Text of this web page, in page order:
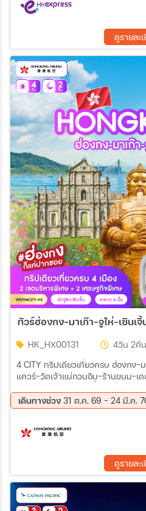
14 ส.ค. 69 - 16 ส.ค. 69
25 ส.ค. 69 - 27 ส.ค. 69
28 ส.ค. 69 - 30 ส.ค. 69
01 ก.ย. 69 - 03 ก.ย. 69
04 ก.ย. 69 - 06 ก.ย. 69
09 ก.ย. 69 - 11 ก.ย. 69
12 ก.ย. 69 - 14 ก.ย. 69
16 ก.ย. 69 - 18 ก.ย. 69
19 ก.ย. 69 - 21 ก.ย. 69
23 ก.ย. 69 - 25 ก.ย. 69
26 ก.ย. 69 - 28 ก.ย. 69
30 ก.ย. 69 - 02 ต.ค. 69
03 ต.ค. 69 - 05 ต.ค. 69
07 ต.ค. 69 - 09 ต.ค. 69
10 ต.ค. 69 - 12 ต.ค. 69
14 ต.ค. 69 - 16 ต.ค. 69
17 ต.ค. 69 - 19 ต.ค. 69
21 ต.ค. 69 - 23 ต.ค. 69
24 ต.ค. 69 - 26 ต.ค. 69
28 ต.ค. 69 - 30 ต.ค. 69
ดูรายละ
ทัวร์ฮ่องกง-มาเก๊า-จูไห่-เซินเ
HK_HX00131 4วัน 2คืน
4 CITY ทริปเดียวเที่ยวครบ ฮ่องกง-
แควร์-วัดเจ้าแม่กวนอิม-ร้านขนม-เดอ
เซินเจิ้น-สวนหยวนหมิง-ร้านหยก-
ตึกผิงอัน-Co Co Park ฮ่องกง-เจ้า
เดินทางช่วง 31 ต.ค. 69 - 24 มี.ค.
19 พ.ย. 69 - 22 พ.ย. 69
26 พ.ย. 69 - 29 พ.ย. 69
14 ธ.ค. 69 - 17 ธ.ค. 69
24 ธ.ค. 69 - 27 ธ.ค. 69
01 ม.ค. 70 - 04 ม.ค. 70
ดูรายละ